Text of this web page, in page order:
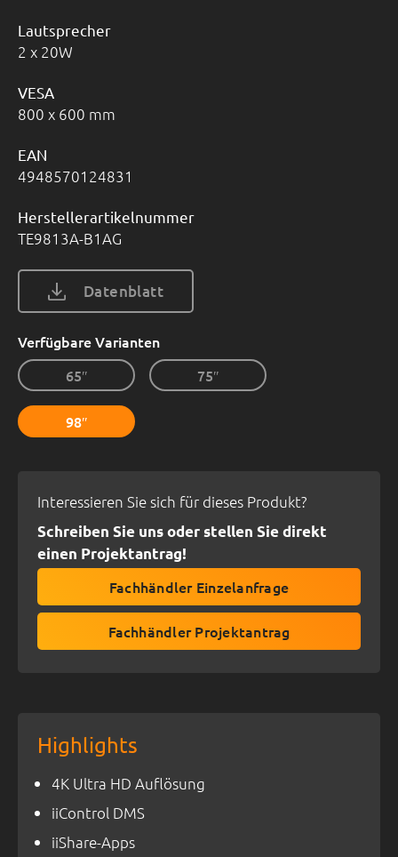
Lautsprecher
2 x 20W
VESA
800 x 600 mm
EAN
4948570124831
Herstellerartikelnummer
TE9813A-B1AG
Datenblatt
Verfügbare Varianten
65″
75″
98″
Interessieren Sie sich für dieses Produkt?
Schreiben Sie uns oder stellen Sie direkt
einen Projektantrag!
Fachhändler Einzelanfrage
Fachhändler Projektantrag
Highlights
4K Ultra HD Auflösung
iiControl DMS
iiShare-Apps